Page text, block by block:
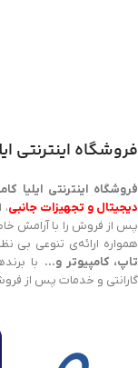
فروشگاه اینترنتی
فروشگاه اینترنتی ایلیا
دیجیتال و تجهیزات جانبی
پس از فروش را با آرامش
همواره ارائه‌ی تنوعی بی
تاپ، کامپیوتر و… با
گارانتی و خدمات پس از